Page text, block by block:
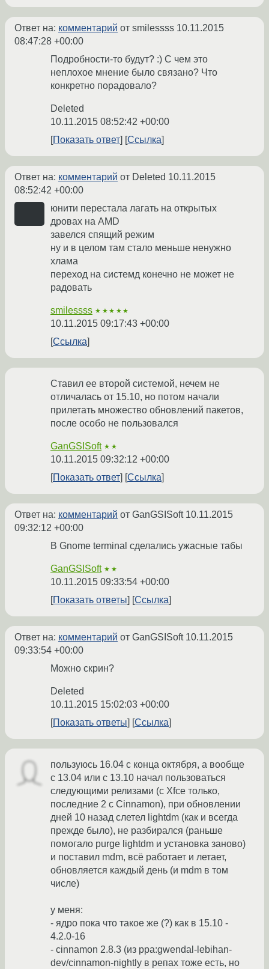
Ответ на: комментарий от smilessss 10.11.2015
08:47:28 +00:00
Подробности-то будут? :) С чем это
неплохое мнение было связано? Что
конкретно порадовало?
Deleted
10.11.2015 08:52:42 +00:00
Показать ответ
Ссылка
Ответ на: комментарий от Deleted 10.11.2015
08:52:42 +00:00
юнити перестала лагать на открытых
дровах на AMD
завелся спящий режим
ну и в целом там стало меньше ненужно
хлама
переход на системд конечно не может не
радовать
smilessss ★★★★★
10.11.2015 09:17:43 +00:00
Ссылка
Ставил ее второй системой, нечем не
отличалась от 15.10, но потом начали
прилетать множество обновлений пакетов,
после особо не пользовался
GanGSISoft ★★
10.11.2015 09:32:12 +00:00
Показать ответ
Ссылка
Ответ на: комментарий от GanGSISoft 10.11.2015
09:32:12 +00:00
В Gnome terminal сделались ужасные табы
GanGSISoft ★★
10.11.2015 09:33:54 +00:00
Показать ответы
Ссылка
Ответ на: комментарий от GanGSISoft 10.11.2015
09:33:54 +00:00
Можно скрин?
Deleted
10.11.2015 15:02:03 +00:00
Показать ответы
Ссылка
пользуюсь 16.04 с конца октября, а вообще
с 13.04 или с 13.10 начал пользоваться
следующими релизами (с Xfce только,
последние 2 с Cinnamon), при обновлении
дней 10 назад слетел lightdm (как и всегда
прежде было), не разбирался (раньше
помогало purge lightdm и установка заново)
и поставил mdm, всё работает и летает,
обновляется каждый день (и mdm в том
числе)
у меня:
- ядро пока что такое же (?) как в 15.10 -
4.2.0-16
- cinnamon 2.8.3 (из ppa:gwendal-lebihan-
dev/cinnamon-nightly в репах тоже есть, но